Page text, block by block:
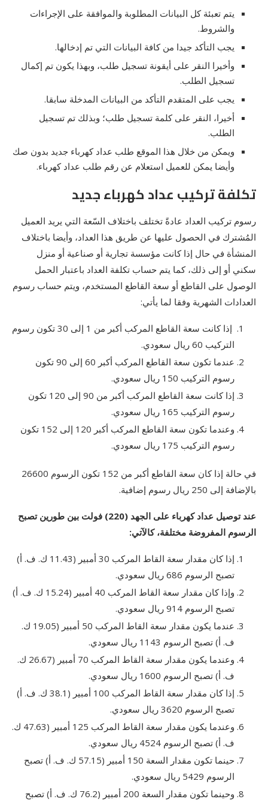
يتم تعبئة كل البيانات المطلوبة والموافقة على الإجراءات
والشروط.
يجب التأكد جيدا من كافة البيانات التي تم إدخالها.
وأخيرا النقر على أيقونة تسجيل طلب، وبهذا يكون تم إكمال
تسجيل الطلب.
يجب على المتقدم التأكد من البيانات المدخلة سابقا.
أخيرا، النقر على كلمة تسجيل طلب؛ وبذلك تم تسجيل
الطلب.
ويمكن من خلال هذا الموقع طلب عداد كهرباء جديد بدون صك
وأيضا يمكن للعميل استعلام عن رقم طلب عداد كهرباء.
تكلفة تركيب عداد كهرباء جديد
رسوم تركيب العداد عادةً تختلف باختلاف السّعة التي يريد العميل
المُشترك في الحصول عليها عن طريق هذا العداد، وأيضا باختلاف
المنشأة في حال إذا كانت مؤسسة تجارية أو صناعية أو منزل
سكني أو إلى ذلك، كما يتم حساب تكلفة العداد باعتبار الحمل
الوصول على القاطع أو سعة القاطع المستخدم، ويتم حساب رسوم
العدادات الشهرية وفقا لما يأتي:
إذا كانت سعة القاطع المركب أكبر من 1 إلى 30 تكون رسوم
التركيب 60 ريال سعودي.
عندما تكون سعة القاطع المركب أكبر 60 إلى 90 تكون
رسوم التركيب 150 ريال سعودي.
إذا كانت سعة القاطع المركب أكبر من 90 إلى 120 تكون
رسوم التركيب 165 ريال سعودي.
وعندما تكون سعة القاطع المركب أكبر 120 إلى 152 تكون
رسوم التركيب 175 ريال سعودي.
في حالة إذا كان سعة القاطع أكبر من 152 تكون الرسوم 26600
بالإضافة إلى 250 ريال رسوم إضافية.
عند توصيل عداد كهرباء على الجهد (220) فولت بين طورين تصبح
الرسوم المفروضة مختلفة، كالآتي:
إذا كان مقدار سعة القاط المركب 30 أمبير (11.43 ك. ف. أ)
تصبح الرسوم 686 ريال سعودي.
وإذا كان مقدار سعة القاط المركب 40 أمبير (15.24 ك. ف. أ)
تصبح الرسوم 914 ريال سعودي.
عندما يكون مقدار سعة القاط المركب 50 أمبير (19.05 ك.
ف. أ) تصبح الرسوم 1143 ريال سعودي.
وعندما يكون مقدار سعة القاط المركب 70 أمبير (26.67 ك.
ف. أ) تصبح الرسوم 1600 ريال سعودي.
إذا كان مقدار سعة القاط المركب 100 أمبير (38.1 ك. ف. أ)
تصبح الرسوم 3620 ريال سعودي.
وعندما يكون مقدار سعة القاط المركب 125 أمبير (47.63 ك.
ف. أ) تصبح الرسوم 4524 ريال سعودي.
حينما تكون مقدار السعة 150 أمبير (57.15 ك. ف. أ) تصبح
الرسوم 5429 ريال سعودي.
وحينما تكون مقدار السعة 200 أمبير (76.2 ك. ف. أ) تصبح